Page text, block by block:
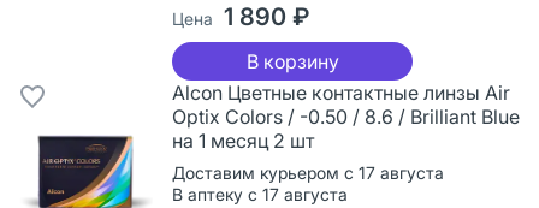
Цена 1 890 ₽
В корзину
Alcon Цветные контактные линзы Air
Optix Colors / -0.50 / 8.6 / Brilliant Blue
на 1 месяц 2 шт
Доставим курьером с 17 августа
В аптеку с 17 августа